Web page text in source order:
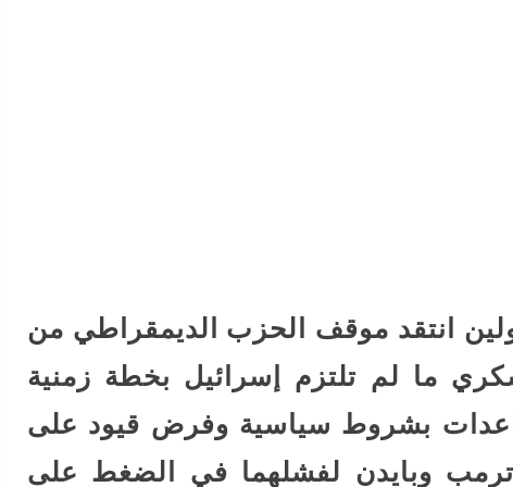
حفل
غرق وإغلاق شواطئ وحرائق
انتقد موقف الحزب الديمقراطي من
ما لم تلتزم إسرائيل بخطة زمنية
بشروط سياسية وفرض قيود على
ترمب وبايدن لفشلهما في الضغط على